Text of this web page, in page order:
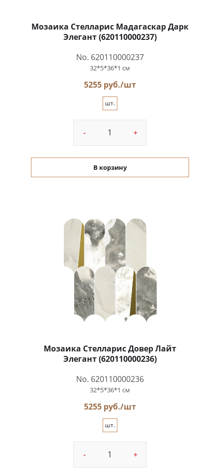
Мозаика Стелларис Мадагаскар Дарк
Элегант (620110000237)
No. 620110000237
32*5*36*1 см
5255 руб./шт
шт.
- +
В корзину
Мозаика Стелларис Довер Лайт
Элегант (620110000236)
No. 620110000236
32*5*36*1 см
5255 руб./шт
шт.
- +